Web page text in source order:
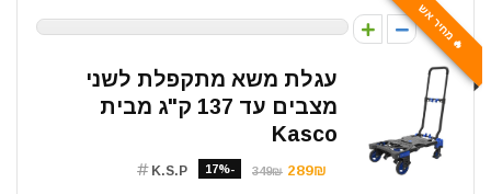
🔥 מחיר אש
0
עגלת משא מתקפלת לשני
מצבים עד 137 ק"ג מבית
Kasco
289₪
349₪
-17%
K.S.P